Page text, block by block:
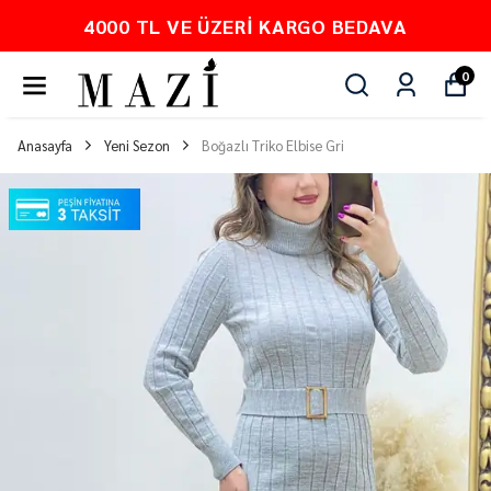
PEŞİN FİYATINA 3
0
Anasayfa Yeni Sezon Boğazlı Triko Elbise Gri